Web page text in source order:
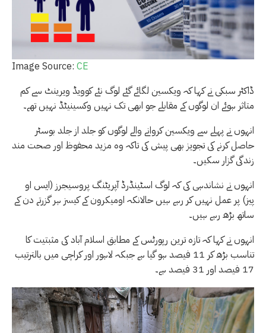
Image Source: CE
ڈاکٹر سبکی نے کہا کہ ویکسین لگائے گئے لوگ نئے کوویڈ ویرینٹ سے کم
متاثر ہوئے ان لوگوں کے مقابلے جو ابھی تک نہیں وکسینیٹڈ نہیں تھے۔
انہوں نے پہلے سے ویکسین کروانے والے لوگوں کو جلد از جلد بوسٹر
حاصل کرنے کی تجویز بھی پیش کی تاکہ وہ مزید محفوظ اور صحت مند
زندگی گزار سکیں۔
انہوں نے نشاندہی کی کہ لوگ اسٹینڈرڈ آپریٹنگ پروسیجرز (ایس او
پیز) پر عمل نہیں کر رہے ہیں حالانکہ اومیکرون کے کیسز ہر گزرتے دن کے
ساتھ بڑھ رہے ہیں۔
انہوں نے کہا کہ تازہ ترین رپورٹس کے مطابق اسلام آباد کی مثبتیت کا
تناسب بڑھ کر 11 فیصد ہو گیا ہے جبکہ لاہور اور کراچی میں بالترتیب
17 فیصد اور 31 فیصد ہے۔